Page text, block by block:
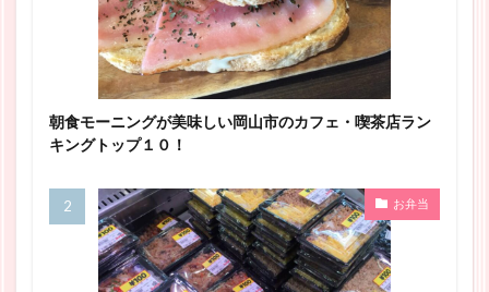
朝食モーニングが美味しい岡山市のカフェ・喫茶店ラン
キングトップ１０！
お弁当